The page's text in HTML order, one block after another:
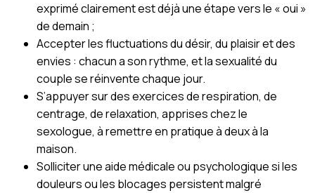
exprimé clairement est déjà une étape vers le « oui »
de demain ;
Accepter les fluctuations du désir, du plaisir et des
envies : chacun a son rythme, et la sexualité du
couple se réinvente chaque jour.
S’appuyer sur des exercices de respiration, de
centrage, de relaxation, apprises chez le
sexologue, à remettre en pratique à deux à la
maison.
Solliciter une aide médicale ou psychologique si les
douleurs ou les blocages persistent malgré